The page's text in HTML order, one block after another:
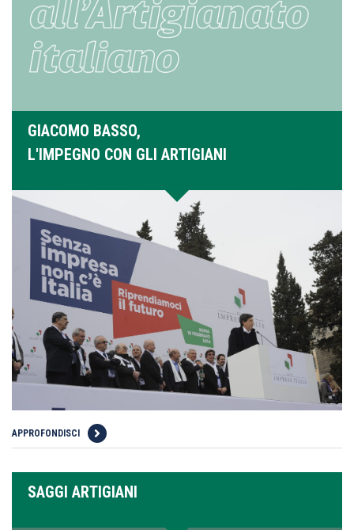
GIACOMO BASSO,
L'IMPEGNO CON GLI ARTIGIANI
APPROFONDISCI
SAGGI ARTIGIANI